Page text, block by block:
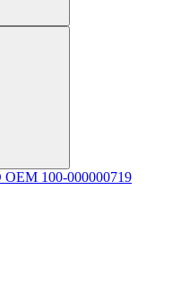
100-000000719